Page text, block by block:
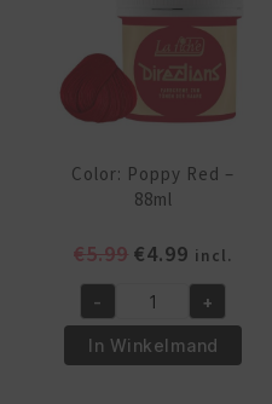
Color: Poppy Red –
88ml
€5.99
was:
€5.99.
€4.99 Huidige
prijs
is:
€4.99.
incl.
Color:
Poppy
Red
- +
In Winkelmand